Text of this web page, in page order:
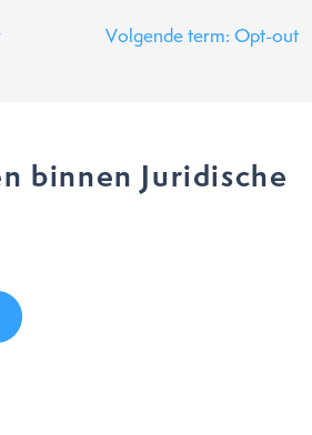
Volgende term: Opt-out
binnen Juridische